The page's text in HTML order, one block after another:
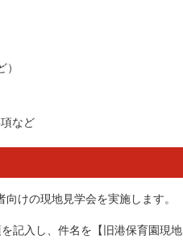
など
けの現地見学会を実施します。
記入し、件名を【旧港保育園現地